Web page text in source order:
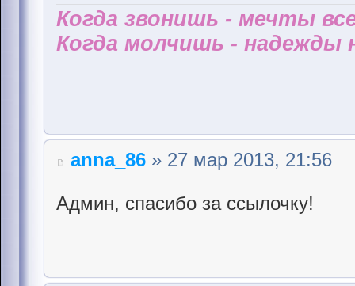
Когда звонишь - мечты
Когда молчишь - надежды
anna_86 » 27 мар 2013, 21:56
Админ, спасибо за ссылочку!